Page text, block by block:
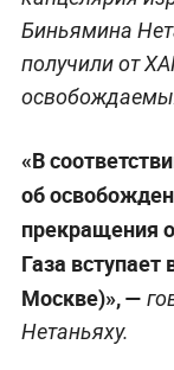
Биньямина
получили от
«В
об
прекращения
Газа вступает
Москве)», —
Нетаньяху.